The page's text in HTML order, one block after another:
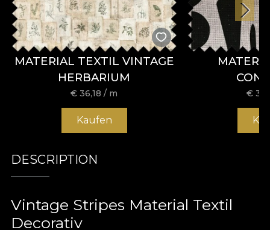
MATERIAL TEXTIL VINTAGE
HERBARIUM
€36,18 / m
Kaufen
€
DESCRIPTION
Vintage Stripes Material Textil
Decorativ